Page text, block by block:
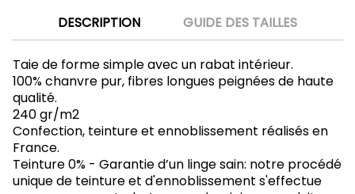
DESCRIPTION GUIDE DES TAILLES
Taie de forme simple avec un rabat intérieur.
100% chanvre pur, fibres longues peignées de haute
qualité.
240 gr/m2
Confection, teinture et ennoblissement réalisés en
France.
Teinture 0% - Garantie d’un linge sain: notre procédé
unique de teinture et d'ennoblissement s'effectue